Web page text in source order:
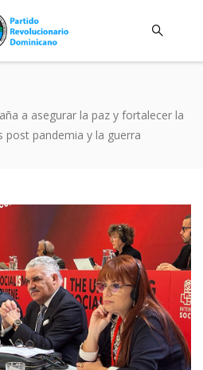
a asegurar la paz y fortalecer la
post pandemia y la guerra